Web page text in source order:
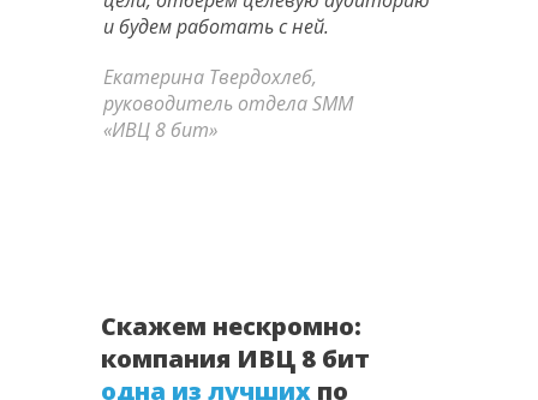
и будем работать с ней.
Екатерина Твердохлеб,
руководитель отдела SMM
«ИВЦ 8 бит»
Скажем нескромно:
компания ИВЦ 8 бит
одна из лучших по